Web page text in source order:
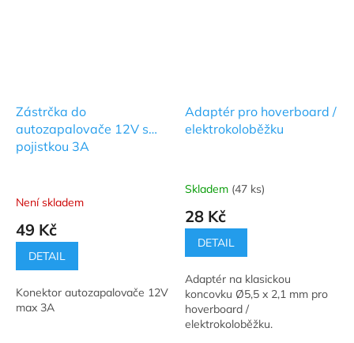
Zástrčka do
autozapalovače 12V s
pojistkou 3A
Není skladem
49 Kč
DETAIL
Konektor autozapalovače 12V
max 3A
Adaptér pro hoverboard /
elektrokoloběžku
Průměrné
hodnocení
produktu
5,0
5
hvězdiček.
Skladem (47 ks)
28 Kč
DETAIL
Adaptér na klasickou
koncovku Ø5,5 x 2,1 mm pro
hoverboard /
elektrokoloběžku.